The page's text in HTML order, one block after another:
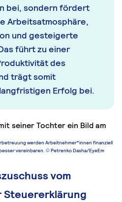
bei, sondern fördert
Arbeitsatmosphäre,
und gesteigerte
führt zu einer
des
trägt somit
Erfolg bei.
werden Arbeitnehmer*innen finanziell
vereinbaren. © Petrenko Dasha/EyeEm
vom